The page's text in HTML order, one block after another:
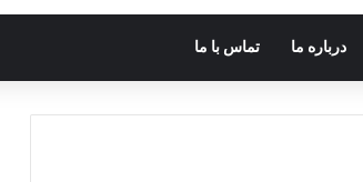
درباره ما تماس با ما